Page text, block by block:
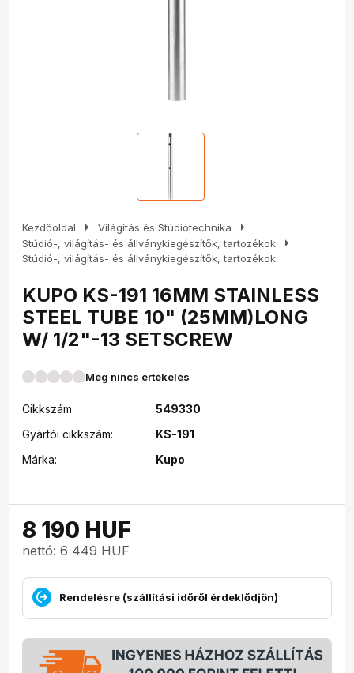
Kezdőoldal arrow_right Világítás és Stúdiótechnika arrow_right
Stúdió-, világítás- és állványkiegészítők, tartozékok arrow_right
Stúdió-, világítás- és állványkiegészítők, tartozékok
KUPO KS-191 16MM STAINLESS
STEEL TUBE 10" (25MM)LONG
W/ 1/2"-13 SETSCREW
Még nincs értékelés
Cikkszám:
549330
Gyártói cikkszám:
KS-191
Márka:
Kupo
8 190 HUF
nettó: 6 449 HUF
Rendelésre (szállítási időről érdeklődjön)